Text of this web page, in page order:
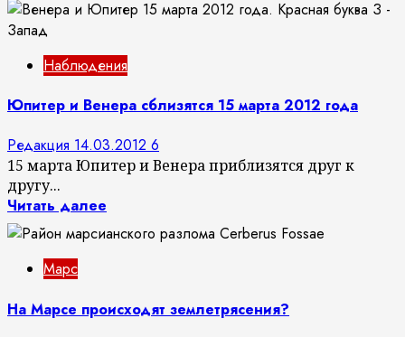
Наблюдения
Юпитер и Венера сблизятся 15 марта 2012 года
Редакция 14.03.2012 6
15 марта Юпитер и Венера приблизятся друг к
другу...
Читать далее
Марс
На Марсе происходят землетрясения?